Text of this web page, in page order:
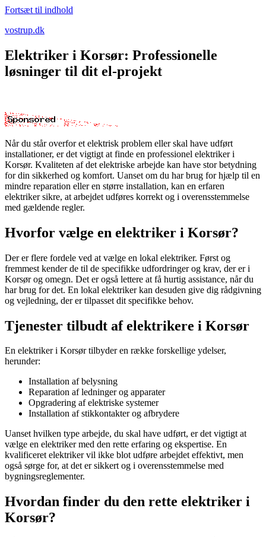
Fortsæt til indhold
vostrup.dk
Elektriker i Korsør: Professionelle
løsninger til dit el-projekt
Når du står overfor et elektrisk problem eller skal have udført
installationer, er det vigtigt at finde en professionel elektriker i
Korsør. Kvaliteten af det elektriske arbejde kan have stor betydning
for din sikkerhed og komfort. Uanset om du har brug for hjælp til en
mindre reparation eller en større installation, kan en erfaren
elektriker sikre, at arbejdet udføres korrekt og i overensstemmelse
med gældende regler.
Hvorfor vælge en elektriker i Korsør?
Der er flere fordele ved at vælge en lokal elektriker. Først og
fremmest kender de til de specifikke udfordringer og krav, der er i
Korsør og omegn. Det er også lettere at få hurtig assistance, når du
har brug for det. En lokal elektriker kan desuden give dig rådgivning
og vejledning, der er tilpasset dit specifikke behov.
Tjenester tilbudt af elektrikere i Korsør
En elektriker i Korsør tilbyder en række forskellige ydelser,
herunder:
Installation af belysning
Reparation af ledninger og apparater
Opgradering af elektriske systemer
Installation af stikkontakter og afbrydere
Uanset hvilken type arbejde, du skal have udført, er det vigtigt at
vælge en elektriker med den rette erfaring og ekspertise. En
kvalificeret elektriker vil ikke blot udføre arbejdet effektivt, men
også sørge for, at det er sikkert og i overensstemmelse med
bygningsreglementer.
Hvordan finder du den rette elektriker i
Korsør?